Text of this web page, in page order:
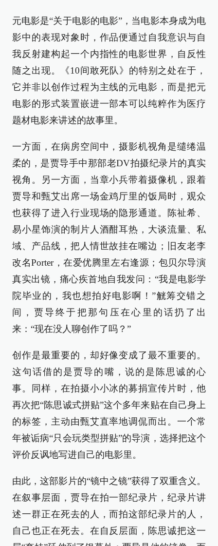
元电影是“关于电影的电影”，当电影本身成为电
影中的表现对象时，作品便通过自我意识与自
我反射建构起一个内指性的电影世界，自反性
随之出现。《10间敢死队》的特别之处在于，
它并非以创作过程为主线的元电影，而是把元
电影的形式装置嵌进一部本可以纯粹作为医疗
题材电影来讲述的故事里。
一方面，在病房空间中，摄影机视角是缱绻温
柔的，是贾导手中那部老DV拍摄纪录片的真实
视角。另一方面，当章小兵带着摄像机，跟着
贾导和甄艾出席一场金鸡厅里的饭局时，观众
也获得了进入行业现场的隐形通道。陈祉希、
易小星饰演的制片人酒酣耳热，大谈流量、私
域、产品线，把人情世故挂在嘴边；旧友老李
改名Porter，在爱优腾里左右逢源；包贝尔导演
真实出镜，痛心疾首地自我发问：“我是电影学
院毕业的，我也想拍好电影啊！”觥筹交错之
间，贾导终于把那句压在心里的话扔了出
来：“现在没人聊创作了吗？”
创作是最重要的，却好像变成了最不重要的。
这句话借的是贾导的嘴，说的是陈思诚的心
事。同样，在拍摄小小冰的募捐宣传片时，他
再次把“陈思诚式拼贴”这个多年来贴在自己身上
的标签，主动由甄艾直率地调侃而出。一个常
年被诟病“只会玩类型拼贴”的导演，选择把这个
评价反讽地写进自己的电影里。
由此，这部影片的“镜中之镜”获得了双重含义。
在叙事层面，贾导在拍一部纪录片，纪录片讲
述一群正在死去的人，而拍这部纪录片的人，
自己也正在死去。在自反层面，陈思诚把这一